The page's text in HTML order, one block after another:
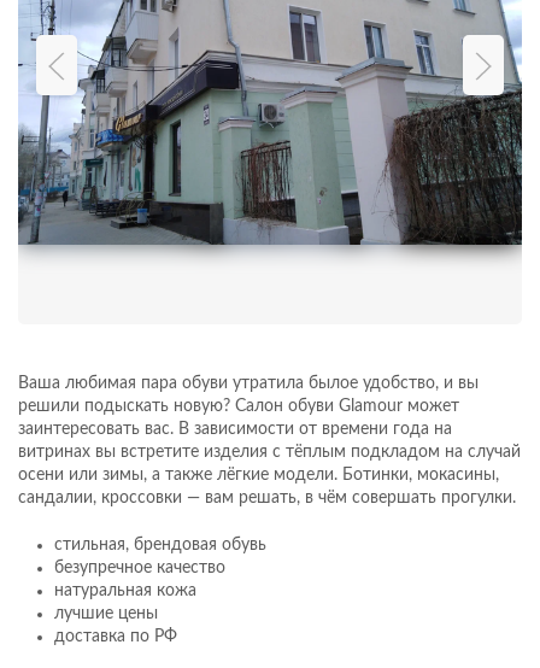
Ваша любимая пара обуви утратила былое удобство, и вы
решили подыскать новую? Салон обуви Glamour может
заинтересовать вас. В зависимости от времени года на
витринах вы встретите изделия с тёплым подкладом на случай
осени или зимы, а также лёгкие модели. Ботинки, мокасины,
сандалии, кроссовки — вам решать, в чём совершать прогулки.
стильная, брендовая обувь
безупречное качество
натуральная кожа
лучшие цены
доставка по РФ